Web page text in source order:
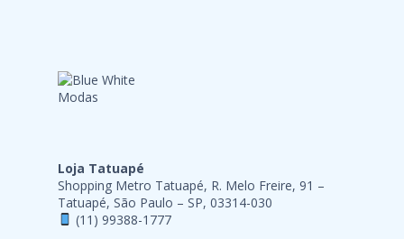
Loja Tatuapé
Shopping Metro Tatuapé, R. Melo Freire, 91 –
Tatuapé, São Paulo – SP, 03314-030
(11) 99388-1777